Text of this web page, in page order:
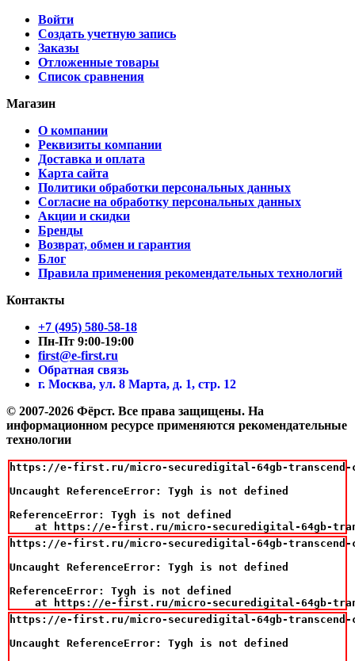
Войти
Создать учетную запись
Заказы
Отложенные товары
Список сравнения
Магазин
О компании
Реквизиты компании
Доставка и оплата
Карта сайта
Политики обработки персональных данных
Согласие на обработку персональных данных
Акции и скидки
Бренды
Возврат, обмен и гарантия
Блог
Правила применения рекомендательных технологий
Контакты
+7 (495) 580-58-18
Пн-Пт 9:00-19:00
first@e-first.ru
Обратная связь
г. Москва, ул. 8 Марта, д. 1, стр. 12
© 2007-2026 Фёрст. Все права защищены. На
информационном ресурсе применяются рекомендательные
технологии
https://e-first.ru/micro-securedigital-64gb-transcend-
Uncaught ReferenceError: Tygh is not defined
ReferenceError: Tygh is not defined
at https://e-first.ru/micro-securedigital-64gb-
https://e-first.ru/micro-securedigital-64gb-transcend-
Uncaught ReferenceError: Tygh is not defined
ReferenceError: Tygh is not defined
at https://e-first.ru/micro-securedigital-64gb-
https://e-first.ru/micro-securedigital-64gb-transcend-
Uncaught ReferenceError: Tygh is not defined